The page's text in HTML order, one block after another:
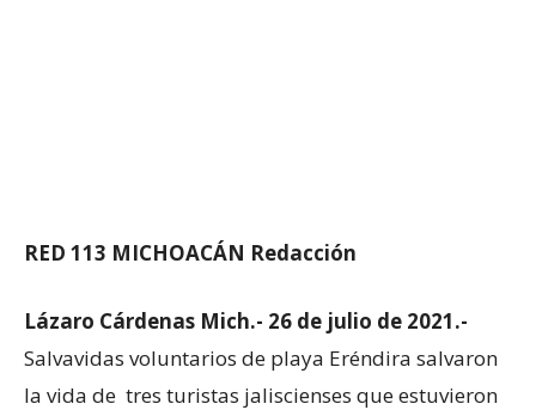
RED 113 MICHOACÁN Redacción
Lázaro Cárdenas Mich.- 26 de julio de 2021.-
Salvavidas voluntarios de playa Eréndira salvaron
la vida de tres turistas jaliscienses que estuvieron